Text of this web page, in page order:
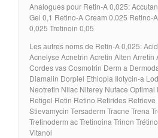
Analogues pour Retin-A 0,025:
Gel 0,1 Retino-A Cream 0,025 Retino-
0,025 Tretinoin 0,05
Les autres noms de Retin-A 0,025:
Acnelyse Acnetrin Acretin Alten Arretin
Cordes vas Cosmotrin Derm a
Diamalin Dorpiel Ethiopia Ilotycin-a
Neotretin Nilac Niterey Nuface
Retigel Retin Retino Retirides
Stievamycin Tersaderm Tracne Trena
Tretinoderm ac Tretinoina Trinon
Vitanol